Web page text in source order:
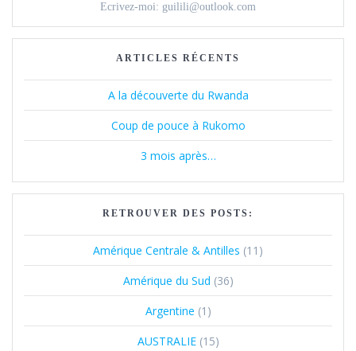
Ecrivez-moi: guilili@outlook.com
ARTICLES RÉCENTS
A la découverte du Rwanda
Coup de pouce à Rukomo
3 mois après…
RETROUVER DES POSTS:
Amérique Centrale & Antilles (11)
Amérique du Sud (36)
Argentine (1)
AUSTRALIE(15)